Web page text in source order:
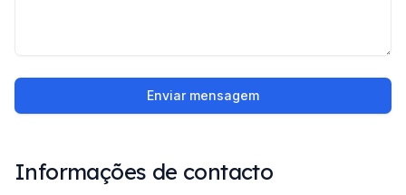
Enviar mensagem
Informações de contacto